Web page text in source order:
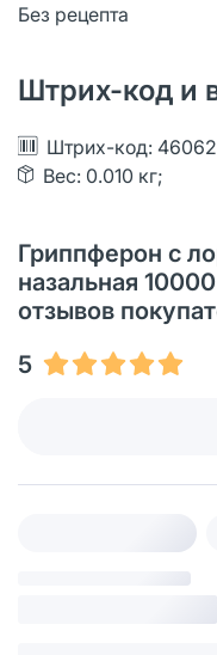
Без рецепта
Штрих-код и
Штрих-код:
Вес: 0.010 кг;
Гриппферон с
назальная
отзывов
5